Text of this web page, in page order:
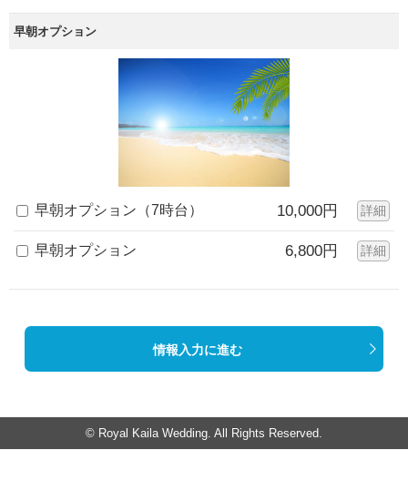
早朝オプション
早朝オプション（7時台） 10,000円 詳細
早朝オプション 6,800円 詳細
情報入力に進む
© Royal Kaila Wedding. All Rights Reserved.